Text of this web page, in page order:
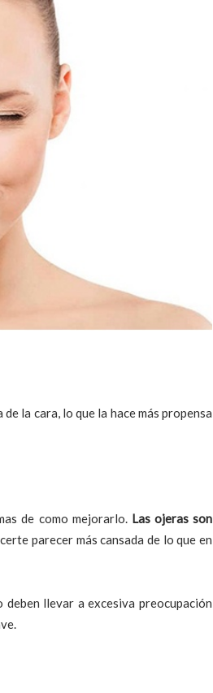
la cara, lo que la hace más propensa
de como mejorarlo. Las ojeras son
parecer más cansada de lo que en
llevar a excesiva preocupación